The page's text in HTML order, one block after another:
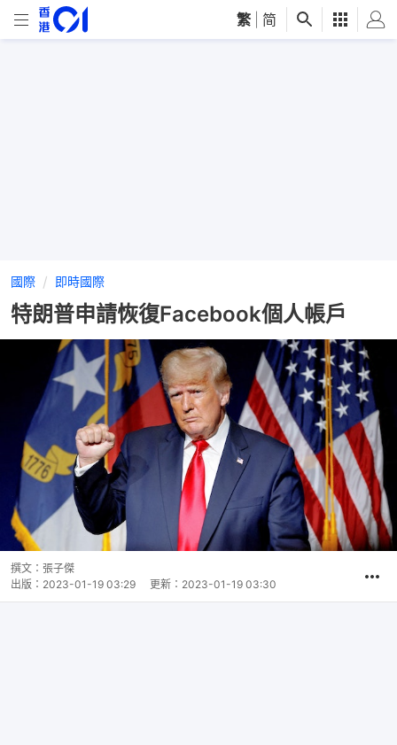
繁 简
國際 即時國際
特朗普申請恢復Facebook個人帳戶
撰文： 張子傑
出版： 2023-01-19 03:29 更新： 2023-01-19 03:30